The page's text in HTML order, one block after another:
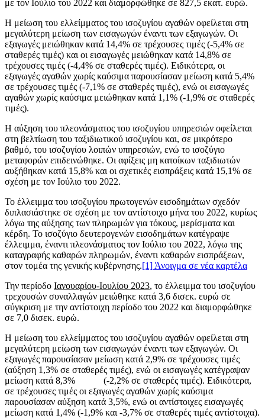
με τον Ιούλιο του 2022 και διαμορφώθηκε σε 827,5 εκατ. ευρώ.
Η μείωση του ελλείμματος του ισοζυγίου αγαθών οφείλεται στη
μεγαλύτερη μείωση των εισαγωγών έναντι των εξαγωγών. Οι
εξαγωγές μειώθηκαν κατά 14,4% σε τρέχουσες τιμές (‑5,4% σε
σταθερές τιμές) και οι εισαγωγές μειώθηκαν κατά 14,8% σε
τρέχουσες τιμές (-4,4% σε σταθερές τιμές). Ειδικότερα, οι
εξαγωγές αγαθών χωρίς καύσιμα παρουσίασαν μείωση κατά 5,4%
σε τρέχουσες τιμές (-7,1% σε σταθερές τιμές), ενώ οι εισαγωγές
αγαθών χωρίς καύσιμα μειώθηκαν κατά 1,1% (-1,9% σε σταθερές
τιμές).
Η αύξηση του πλεονάσματος του ισοζυγίου υπηρεσιών οφείλεται
στη βελτίωση του ταξιδιωτικού ισοζυγίου και, σε μικρότερο
βαθμό, του ισοζυγίου λοιπών υπηρεσιών, ενώ τo ισοζύγιο
μεταφορών επιδεινώθηκε. Οι αφίξεις μη κατοίκων ταξιδιωτών
αυξήθηκαν κατά 15,8% και οι σχετικές εισπράξεις κατά 15,1% σε
σχέση με τον Ιούλιο του 2022.
Το έλλειμμα του ισοζυγίου πρωτογενών εισοδημάτων σχεδόν
διπλασιάστηκε σε σχέση με τον αντίστοιχο μήνα του 2022, κυρίως
λόγω της αύξησης των πληρωμών για τόκους, μερίσματα και
κέρδη. Το ισοζύγιο δευτερογενών εισοδημάτων κατέγραψε
έλλειμμα, έναντι πλεονάσματος τον Ιούλιο του 2022, λόγω της
καταγραφής καθαρών πληρωμών, έναντι καθαρών εισπράξεων,
στον τομέα της γενικής κυβέρνησης.[1] Άνοιγμα σε νέα καρτέλα
Την περίοδο Ιανουαρίου-Ιουλίου 2023, το έλλειμμα του ισοζυγίου
τρεχουσών συναλλαγών μειώθηκε κατά 3,6 δισεκ. ευρώ σε
σύγκριση με την αντίστοιχη περίοδο του 2022 και διαμορφώθηκε
σε 7,0 δισεκ. ευρώ.
Η μείωση του ελλείμματος του ισοζυγίου αγαθών οφείλεται στη
μεγαλύτερη μείωση των εισαγωγών έναντι των εξαγωγών. Οι
εξαγωγές παρουσίασαν μείωση κατά 2,9% σε τρέχουσες τιμές
(αύξηση 1,3% σε σταθερές τιμές), ενώ οι εισαγωγές κατέγραψαν
μείωση κατά 8,3% (-2,2% σε σταθερές τιμές). Ειδικότερα,
σε τρέχουσες τιμές οι εξαγωγές αγαθών χωρίς καύσιμα
παρουσίασαν αύξηση κατά 3,5%, ενώ οι αντίστοιχες εισαγωγές
μείωση κατά 1,4% (‑1,9% και -3,7% σε σταθερές τιμές αντίστοιχα).